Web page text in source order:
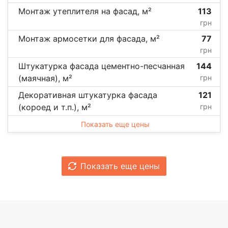
Монтаж утеплителя на фасад, м² 113
грн
Монтаж армосетки для фасада, м² 77
грн
Штукатурка фасада цементно-песчанная
(маячная), м²
144
грн
Декоративная штукатурка фасада
(короед и т.п.), м²
121
грн
Показать еще цены
Показать еще цены